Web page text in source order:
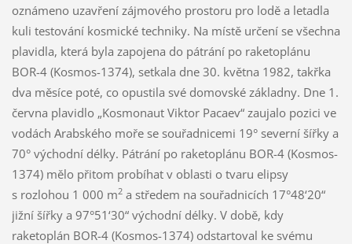
oznámeno uzavření zájmového prostoru pro lodě a letadla
kuli testování kosmické techniky. Na místě určení se všechna
plavidla, která byla zapojena do pátrání po raketoplánu
BOR-4 (Kosmos-1374), setkala dne 30. května 1982, takřka
dva měsíce poté, co opustila své domovské základny. Dne 1.
června plavidlo „Kosmonaut Viktor Pacaev“ zaujalo pozici ve
vodách Arabského moře se souřadnicemi 19° severní šířky a
70° východní délky. Pátrání po raketoplánu BOR-4 (Kosmos-
1374) mělo přitom probíhat v oblasti o tvaru elipsy
s rozlohou 1 000 m2a středem na souřadnicích 17°48‘20“
jižní šířky a 97°51‘30“ východní délky. V době, kdy
raketoplán BOR-4 (Kosmos-1374) odstartoval ke svému